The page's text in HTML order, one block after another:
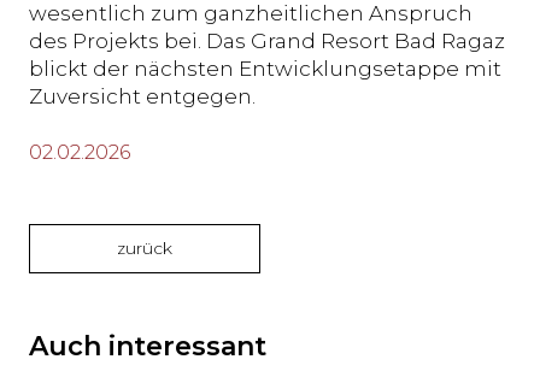
wesentlich zum ganzheitlichen Anspruch
des Projekts bei. Das Grand Resort Bad Ragaz
blickt der nächsten Entwicklungsetappe mit
Zuversicht entgegen.
02.02.2026
zurück
Auch interessant